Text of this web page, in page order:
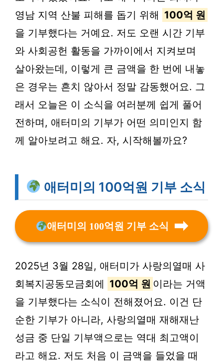
영남 지역 산불 피해를 돕기 위해 100억 원
을 기부했다는 거예요. 저도 오랜 시간 기부
와 사회공헌 활동을 가까이에서 지켜보며
살아왔는데, 이렇게 큰 금액을 한 번에 내놓
은 경우는 흔치 않아서 정말 감동했어요. 그
래서 오늘은 이 소식을 여러분께 쉽게 풀어
전하며, 애터미의 기부가 어떤 의미인지 함
께 알아보려고 해요. 자, 시작해볼까요?
애터미의 100억원 기부 소식
애터미의 100억원 기부 소식
2025년 3월 28일, 애터미가 사랑의열매 사
회복지공동모금회에 100억 원 이라는 거액
을 기부했다는 소식이 전해졌어요. 이건 단
순한 기부가 아니라, 사랑의열매 재해재난
성금 중 단일 기부액으로는 역대 최고액이
라고 해요. 저도 처음 이 금액을 들었을 때